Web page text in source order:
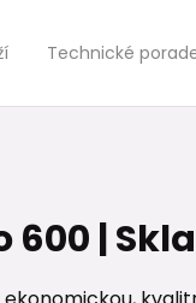
Technické
600 |